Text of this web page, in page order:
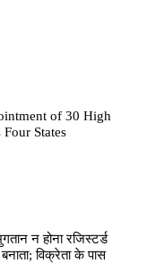
of 30 High
States
न होना रजिस्टर्ड
विक्रेता के पास